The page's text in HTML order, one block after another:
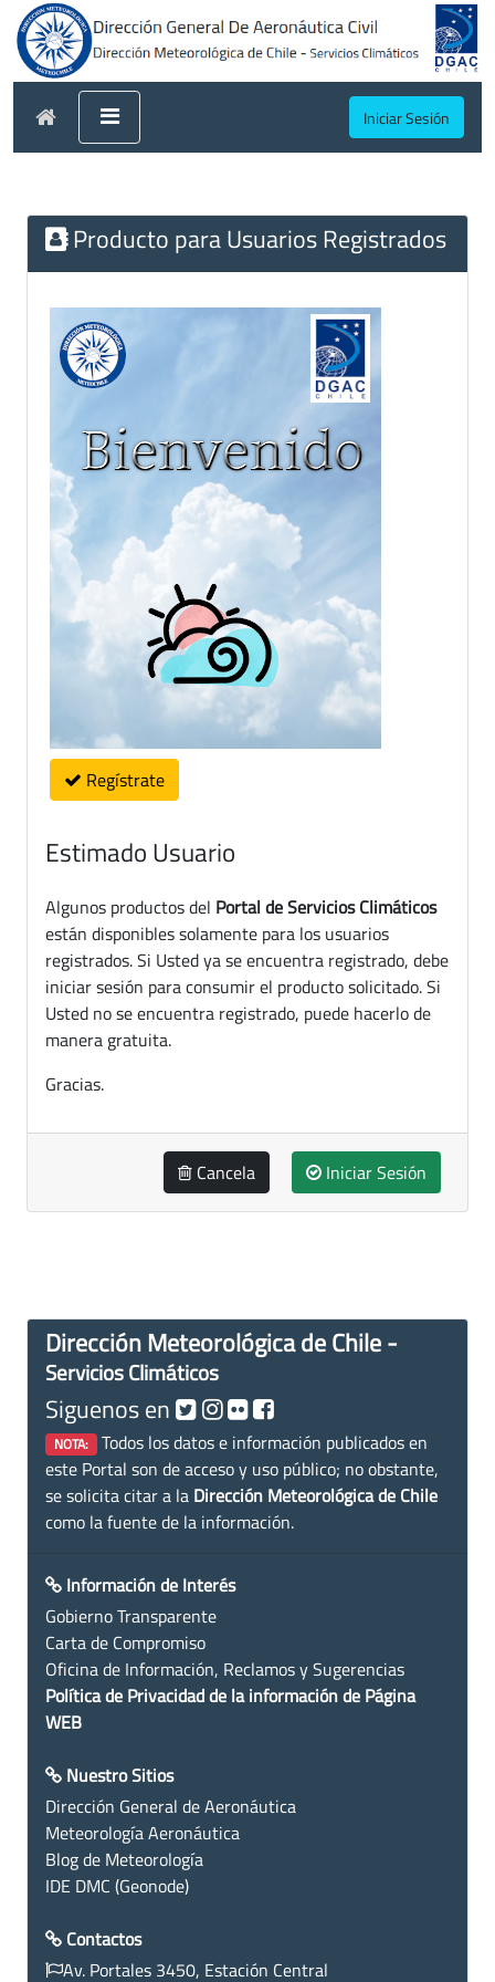
Iniciar Sesión
Producto para Usuarios Registrados
Regístrate
Estimado Usuario
Algunos productos del Portal de Servicios Climáticos
están disponibles solamente para los usuarios
registrados. Si Usted ya se encuentra registrado, debe
iniciar sesión para consumir el producto solicitado. Si
Usted no se encuentra registrado, puede hacerlo de
manera gratuita.
Gracias.
Cancela Iniciar Sesión
Dirección Meteorológica de Chile -
Servicios Climáticos
Siguenos en
NOTA: Todos los datos e información publicados en
este Portal son de acceso y uso público; no obstante,
se solicita citar a la Dirección Meteorológica de Chile
como la fuente de la información.
Información de Interés
Gobierno Transparente
Carta de Compromiso
Oficina de Información, Reclamos y Sugerencias
Política de Privacidad de la información de Página
WEB
Nuestro Sitios
Dirección General de Aeronáutica
Meteorología Aeronáutica
Blog de Meteorología
IDE DMC (Geonode)
Contactos
Av. Portales 3450, Estación Central